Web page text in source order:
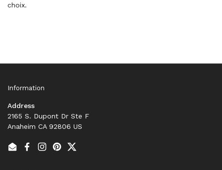
choix.
Information
Address
2165 S. Dupont Dr Ste F
Anaheim CA 92806 US
EmailFacebook
Instagram
PinterestTwitter